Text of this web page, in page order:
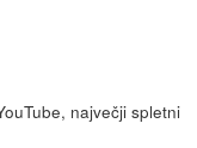
največji spletni